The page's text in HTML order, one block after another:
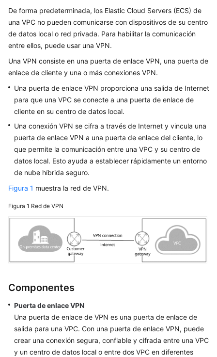
Ventajas
producto
Escenarios
de
Differences
Between
VPN
and
Classic
VPN
y
restricciones
Estándares
y
protocolos
Facturación
Facturación
(Classic
VPN)
De forma predeterminada, los Elastic Cloud Servers (ECS) de
una VPC no pueden comunicarse con dispositivos de su centro
de datos local o red privada. Para habilitar la comunicación
entre ellos, puede usar una VPN.
Una VPN consiste en una puerta de enlace VPN, una puerta de
enlace de cliente y una o más conexiones VPN.
Una puerta de enlace VPN proporciona una salida de Internet
para que una VPC se conecte a una puerta de enlace de
cliente en su centro de datos local.
Una conexión VPN se cifra a través de Internet y vincula una
puerta de enlace VPN a una puerta de enlace del cliente, lo
que permite la comunicación entre una VPC y su centro de
datos local. Esto ayuda a establecer rápidamente un entorno
de nube híbrida seguro.
Figura 1 muestra la red de VPN.
Figura 1 Red de VPN
Componentes
Puerta de enlace VPN
Una puerta de enlace de VPN es una puerta de enlace de
salida para una VPC. Con una puerta de enlace VPN, puede
crear una conexión segura, confiable y cifrada entre una VPC
y un centro de datos local o entre dos VPC en diferentes